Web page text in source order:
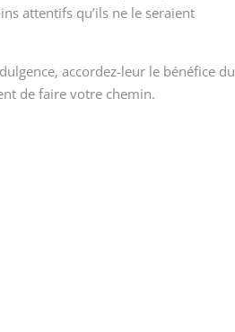
attentifs qu’ils ne le seraient
accordez-leur le bénéfice du
de faire votre chemin.